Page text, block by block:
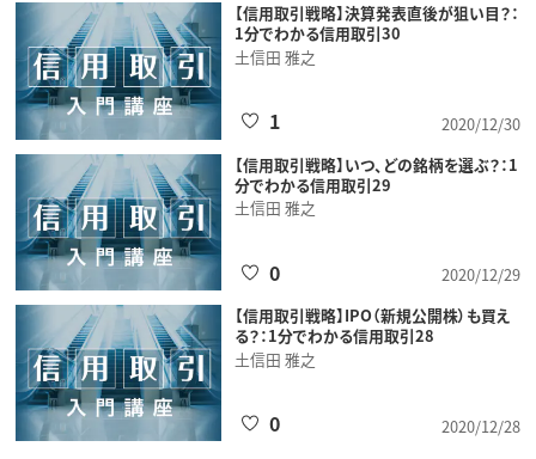
【信用取引戦略】決算発表直後が狙い目？：
1分でわかる信用取引30
土信田 雅之
2020/12/30
1
【信用取引戦略】いつ、どの銘柄を選ぶ？：1
分でわかる信用取引29
土信田 雅之
2020/12/29
0
【信用取引戦略】IPO（新規公開株）も買え
る？：1分でわかる信用取引28
土信田 雅之
2020/12/28
0